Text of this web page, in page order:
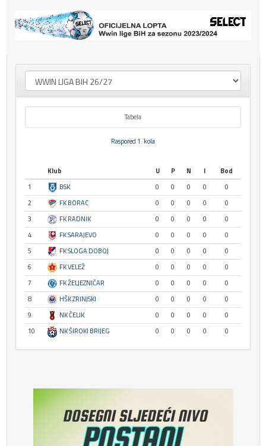
Tabela
Raspored 1. kola
Klub U P N I
Bod
1
BSK 0 0 0 0
0
2
FK BORAC 0 0 0 0
0
3
FK RADNIK 0 0 0 0
0
4
FK SARAJEVO 0 0 0 0
0
5
FK SLOGA DOBOJ 0 0 0 0
0
6
FK VELEŽ 0 0 0 0
0
7
FK ŽELJEZNIČAR 0 0 0 0
0
8
HŠK ZRINJSKI 0 0 0 0
0
9
NK ČELIK 0 0 0 0
0
10
NK ŠIROKI BRIJEG 0 0 0 0 0